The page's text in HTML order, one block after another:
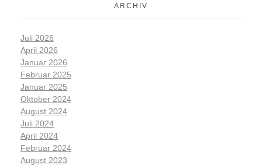
ARCHIV
Juli 2026
April 2026
Januar 2026
Februar 2025
Januar 2025
Oktober 2024
August 2024
Juli 2024
April 2024
Februar 2024
August 2023